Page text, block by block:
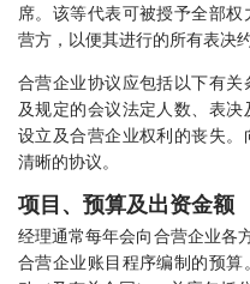
席。该等代表可被授予全部
营方，以便其进行的所有表决
合营企业协议应包括以下有
及规定的会议法定人数、表
设立及合营企业权利的丧失
清晰的协议。
项目、预算及出资金额
经理通常每年会向合营企业各
合营企业账目程序编制的预